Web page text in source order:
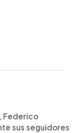
Federico
sus seguidores